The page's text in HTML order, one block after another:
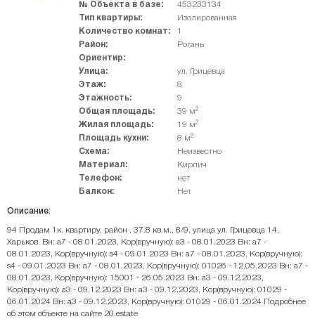
№ Объекта в базе:
453233134
Тип квартиры:
Изолированная
Количество комнат:
1
Район:
Рогань
Ориентир:
Улица:
ул. Грицевца
Этаж:
8
Этажность:
9
Общая площадь:
39 м2
Жилая площадь: 19 м2
Площадь кухни: 8 м2
Схема:
Неизвестно
Материал:
Кирпич
Телефон:
нет
Балкон:
Нет
Описание:
94 Продам 1к. квартиру, район , 37.8 кв.м., 8/9, улица ул. Грицевца 14,
Харьков. Вн: a7 - 08.01.2023, Кор(вручную): a3 - 08.01.2023 Вн: a7 -
08.01.2023, Кор(вручную): s4 - 09.01.2023 Вн: a7 - 08.01.2023, Кор(вручную):
s4 - 09.01.2023 Вн: a7 - 08.01.2023, Кор(вручную): 01026 - 12.05.2023 Вн: a7 -
08.01.2023, Кор(вручную): 15001 - 26.05.2023 Вн: a3 - 09.12.2023,
Кор(вручную): a3 - 09.12.2023 Вн: a3 - 09.12.2023, Кор(вручную): 01029 -
06.01.2024 Вн: a3 - 09.12.2023, Кор(вручную): 01029 - 06.01.2024 Подробнее
об этом объекте на сайте 20.estate